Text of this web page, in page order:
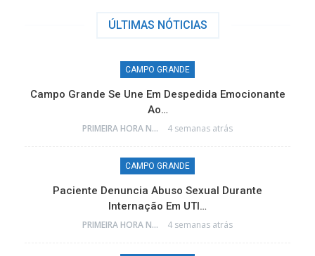
ÚLTIMAS NÓTICIAS
CAMPO GRANDE
Campo Grande Se Une Em Despedida Emocionante
Ao…
PRIMEIRA HORA NEWS 4 semanas atrás
CAMPO GRANDE
Paciente Denuncia Abuso Sexual Durante
Internação Em UTI…
PRIMEIRA HORA NEWS 4 semanas atrás